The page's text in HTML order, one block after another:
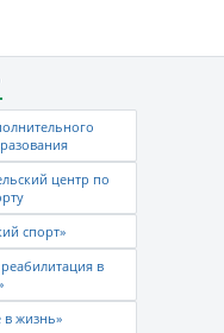
центр по
спорт»
в
жизнь»